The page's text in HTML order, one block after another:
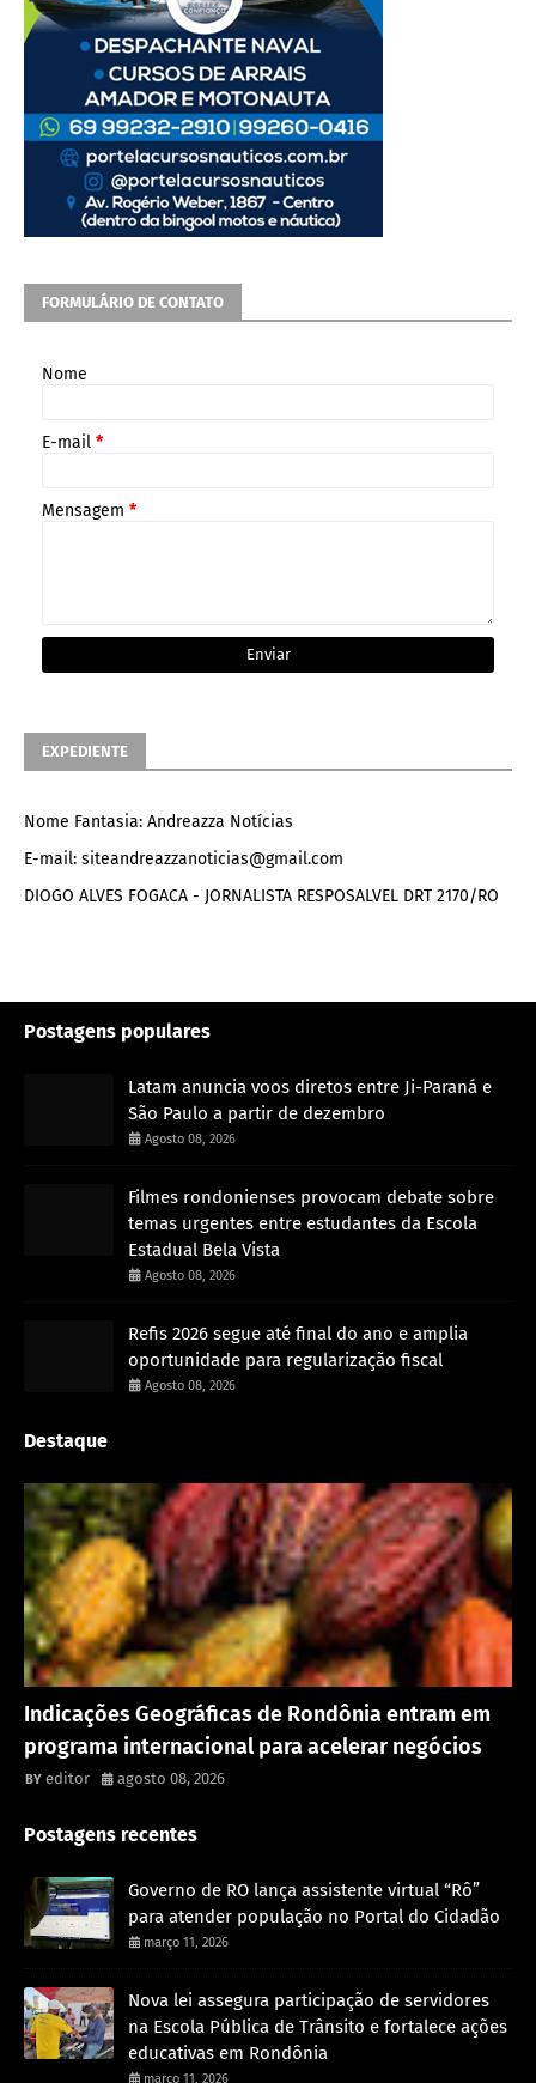
FORMULÁRIO DE CONTATO
Nome
E-mail *
Mensagem *
EXPEDIENTE
Nome Fantasia: Andreazza Notícias
E-mail: siteandreazzanoticias@gmail.com
DIOGO ALVES FOGACA - JORNALISTA RESPOSALVEL DRT 2170/RO
Postagens populares
Latam anuncia voos diretos entre Ji-Paraná e
São Paulo a partir de dezembro
Agosto 08, 2026
Filmes rondonienses provocam debate sobre
temas urgentes entre estudantes da Escola
Estadual Bela Vista
Agosto 08, 2026
Refis 2026 segue até final do ano e amplia
oportunidade para regularização fiscal
Agosto 08, 2026
Destaque
Indicações Geográficas de Rondônia entram em
programa internacional para acelerar negócios
editor agosto 08, 2026
Postagens recentes
Governo de RO lança assistente virtual “Rô”
para atender população no Portal do Cidadão
março 11, 2026
Nova lei assegura participação de servidores
na Escola Pública de Trânsito e fortalece ações
educativas em Rondônia
março 11, 2026